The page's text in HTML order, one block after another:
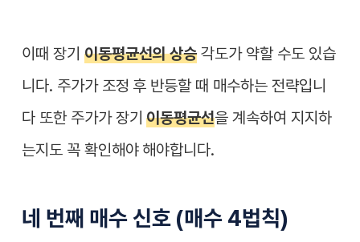
이때 장기 이동평균선의 상승 각도가 약할 수도 있습
니다. 주가가 조정 후 반등할 때 매수하는 전략입니
다 또한 주가가 장기이동평균선을 계속하여 지지하
는지도 꼭 확인해야 해야합니다.
네 번째 매수 신호 (매수 4법칙)